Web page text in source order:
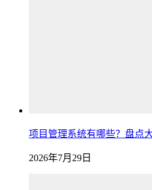
项目管理系统有哪些？盘点
2026年7月29日